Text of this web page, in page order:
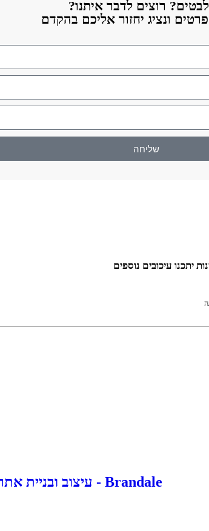
רוצים לדבר איתנו?
ונציג יחזור אליכם בהקדם
שליחה
יתכנו עיכובים נוספים
Brandale - עיצוב ובניית אתרים